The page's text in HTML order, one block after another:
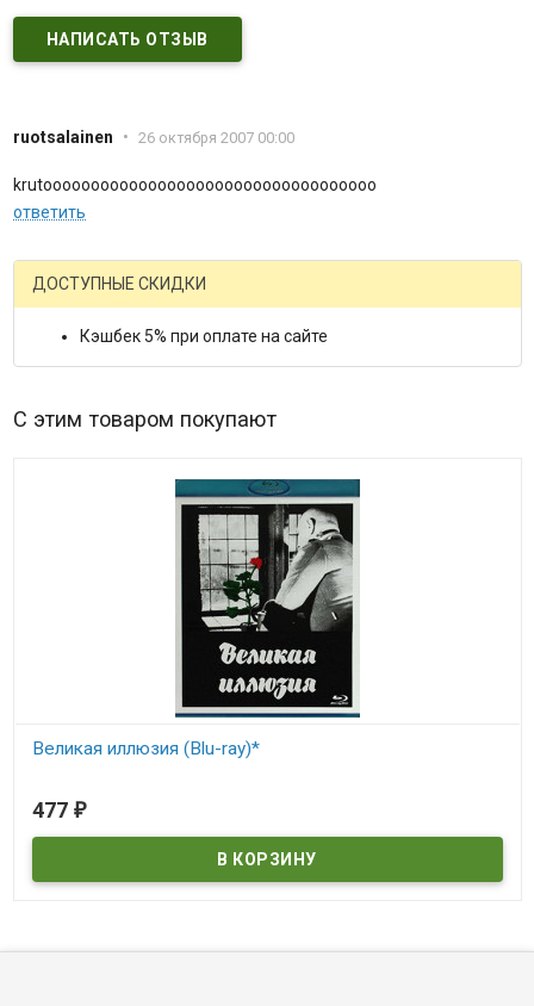
НАПИСАТЬ ОТЗЫВ
ruotsalainen • 26 октября 2007 00:00
krutooooooooooooooooooooooooooooooooooo
ответить
ДОСТУПНЫЕ СКИДКИ
Кэшбек 5% при оплате на сайте
С этим товаром покупают
Великая иллюзия (Blu-ray)*
477 ₽